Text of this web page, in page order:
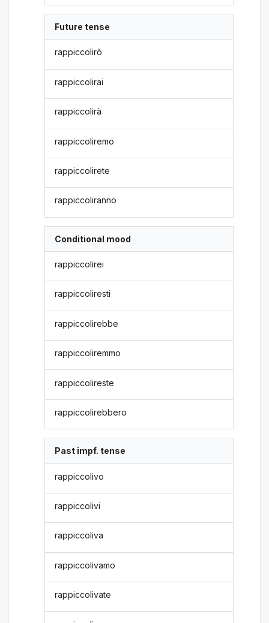
Future tense
rappiccolirò
rappiccolirai
rappiccolirà
rappiccoliremo
rappiccolirete
rappiccoliranno
Conditional mood
rappiccolirei
rappiccoliresti
rappiccolirebbe
rappiccoliremmo
rappiccolireste
rappiccolirebbero
Past impf. tense
rappiccolivo
rappiccolivi
rappiccoliva
rappiccolivamo
rappiccolivate